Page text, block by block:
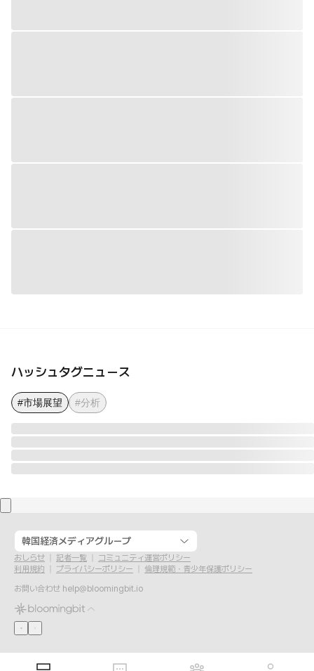
ハッシュタグニュース
#市場展望 #分析
韓国経済メディアグループ
おしらせ 記者一覧
コミュニティ運営ポリシー
利用規約
プライバシーポリシー
倫理規範・青少年保護ポリシー
お問い合わせ help@bloomingbit.io